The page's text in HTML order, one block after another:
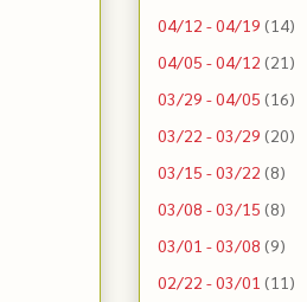
04/12 - 04/19 (14)
04/05 - 04/12 (21)
03/29 - 04/05 (16)
03/22 - 03/29 (20)
03/15 - 03/22 (8)
03/08 - 03/15 (8)
03/01 - 03/08 (9)
02/22 - 03/01 (11)